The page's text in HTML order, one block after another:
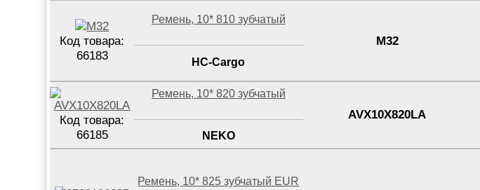
Код товара:
66183
Ремень, 10* 810 зубчатый
HC-Cargo
M32
Код товара:
66185
Ремень, 10* 820 зубчатый
NEKO
AVX10X820LA
Ремень, 10* 825 зубчатый EUR